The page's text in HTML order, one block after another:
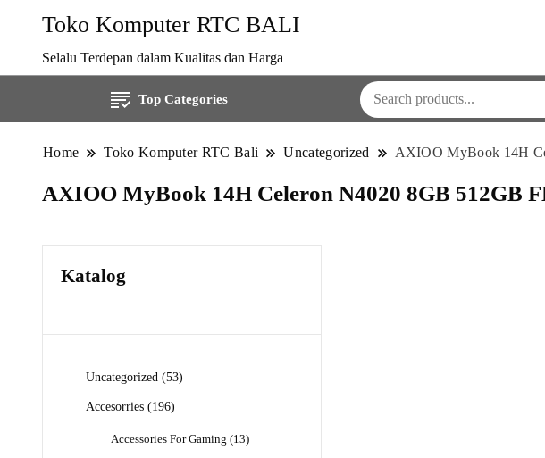
Toko Komputer RTC BALI
Selalu Terdepan dalam Kualitas dan Harga
Top Categories
Home Toko Komputer RTC Bali Uncategorized AXIOO MyBook 14H
AXIOO MyBook 14H Celeron N4020 8GB 512GB
Katalog
Uncategorized 5353
Accesorries
196196
Accessories For Gaming 1313